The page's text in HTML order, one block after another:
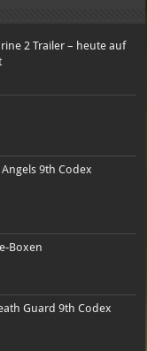
2 Trailer – heute auf
9th Codex
Boxen
Guard 9th Codex